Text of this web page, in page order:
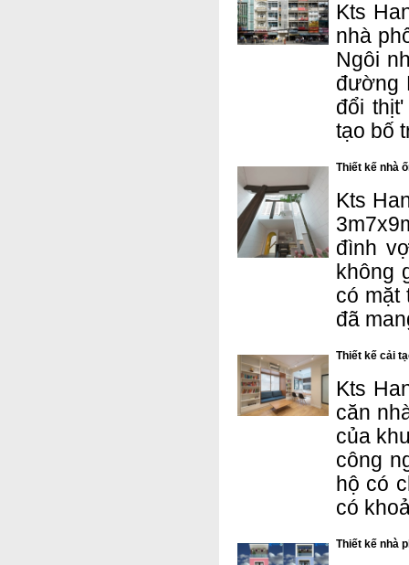
Kts
nhà
Ngôi
đường
đổi
tạo bố
Thiết kế nhà
Kts
đình
không
có mặt
đã
Thiết kế cải
Kts
căn
của
công
hộ có
có
Thiết kế nhà